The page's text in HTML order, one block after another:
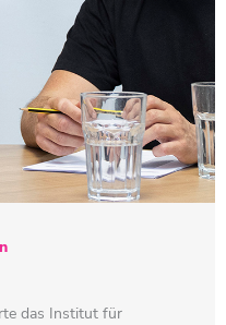
das Institut für